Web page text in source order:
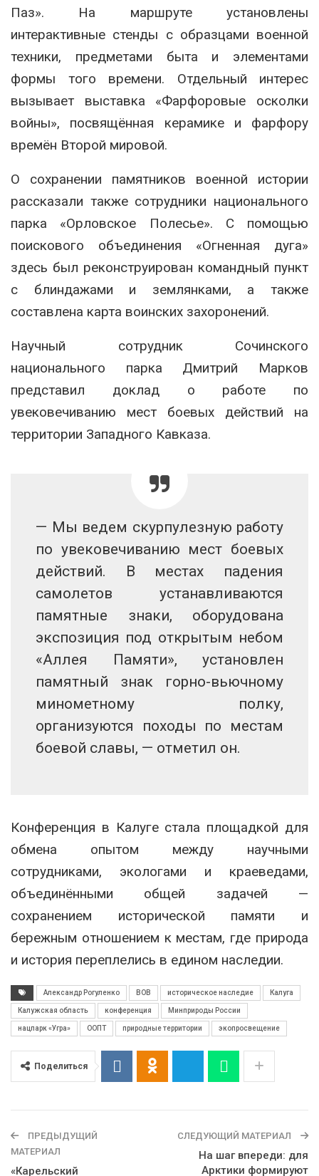
Паз». На маршруте установлены
интерактивные стенды с образцами военной
техники, предметами быта и элементами
формы того времени. Отдельный интерес
вызывает выставка «Фарфоровые осколки
войны», посвящённая керамике и фарфору
времён Второй мировой.
О сохранении памятников военной истории
рассказали также сотрудники национального
парка «Орловское Полесье». С помощью
поискового объединения «Огненная дуга»
здесь был реконструирован командный пункт
с блиндажами и землянками, а также
составлена карта воинских захоронений.
Научный сотрудник Сочинского
национального парка Дмитрий Марков
представил доклад о работе по
увековечиванию мест боевых действий на
территории Западного Кавказа.
— Мы ведем скурпулезную работу
по увековечиванию мест боевых
действий. В местах падения
самолетов устанавливаются
памятные знаки, оборудована
экспозиция под открытым небом
«Аллея Памяти», установлен
памятный знак горно-вьючному
минометному полку,
организуются походы по местам
боевой славы, — отметил он.
Конференция в Калуге стала площадкой для
обмена опытом между научными
сотрудниками, экологами и краеведами,
объединёнными общей задачей —
сохранением исторической памяти и
бережным отношением к местам, где природа
и история переплелись в едином наследии.
Александр Рогуленко ВОВ историческое наследие Калуга
Калужская область конференция Минприроды России
нацпарк «Угра» ООПТ природные территории экопросвещение
Поделиться
ПРЕДЫДУЩИЙ
МАТЕРИАЛ
«Карельский
СЛЕДУЮЩИЙ МАТЕРИАЛ
На шаг впереди: для
Арктики формируют